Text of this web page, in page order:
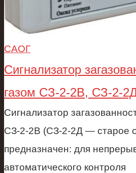
САОГ
Сигнализатор
газом СЗ-2-2В, СЗ-2-
Сигнализатор
СЗ-2-2В (СЗ-2-2Д — старое
предназначен: для
автоматического контроля